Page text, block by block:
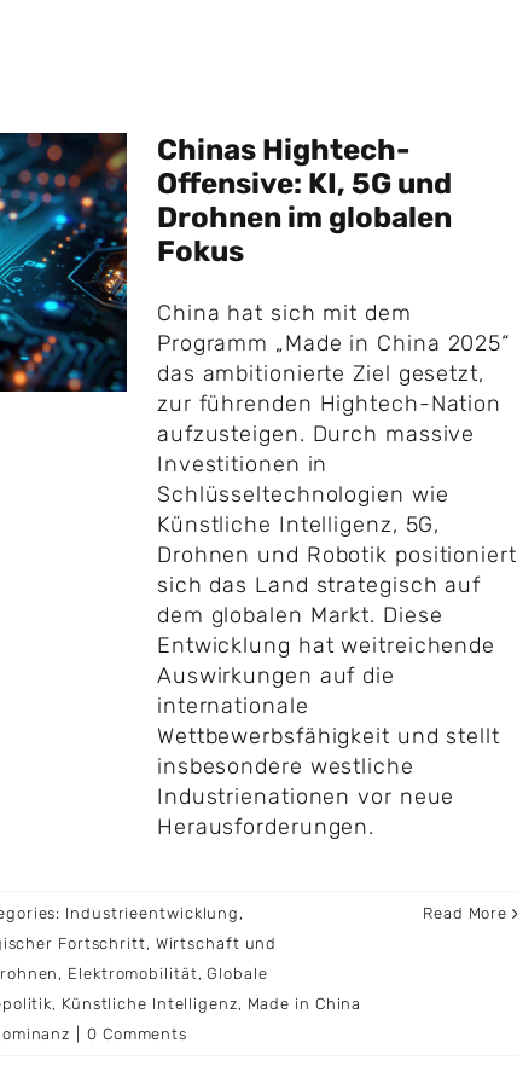
Chinas Hightech-
Offensive: KI, 5G und
Drohnen im globalen
Fokus
China hat sich mit dem
Programm „Made in China 2025“
das ambitionierte Ziel gesetzt,
zur führenden Hightech-Nation
aufzusteigen. Durch massive
Investitionen in
Schlüsseltechnologien wie
Künstliche Intelligenz, 5G,
Drohnen und Robotik positioniert
sich das Land strategisch auf
dem globalen Markt. Diese
Entwicklung hat weitreichende
Auswirkungen auf die
internationale
Wettbewerbsfähigkeit und stellt
insbesondere westliche
Industrienationen vor neue
Herausforderungen.
Industrieentwicklung ,
Fortschritt, Wirtschaft und
, Elektromobilität,Globale
, Künstliche Intelligenz, Made in China
0 Comments
Read More